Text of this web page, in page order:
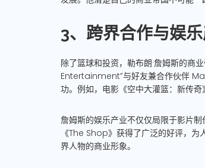
3、跨界合作与娱
除了篮球和投资，勒布朗·詹姆斯的商
Entertainment”与好友兼合作伙伴
功。例如，电影《空中大灌篮：新传
詹姆斯的娱乐产业不仅仅局限于影片
《The Shop》获得了广泛的好评，
界人物的商业形象。